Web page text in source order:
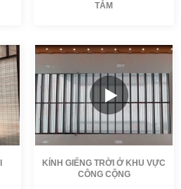
TẮM
Ngày: 2024-10-08
KÍNH GIẾNG TRỜI Ở KHU VỰC
CÔNG CỘNG